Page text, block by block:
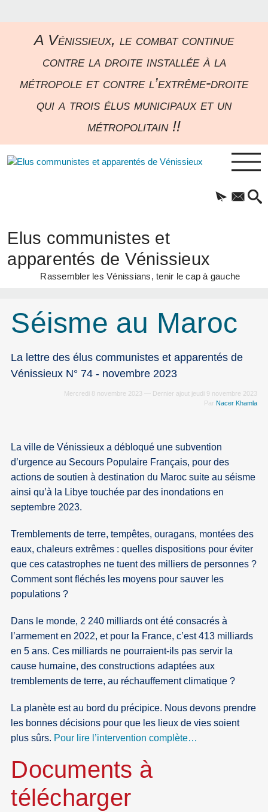
A Vénissieux, le combat continue
contre la droite installée à la
métropole et contre l’extrême-droite
qui a trois élus municipaux et un
métropolitain !!
Elus communistes et
apparentés de Vénissieux
Rassembler les Vénissians, tenir le cap à gauche
Séisme au Maroc
La lettre des élus communistes et apparentés de
Vénissieux N° 74 - novembre 2023
Mercredi 8 novembre 2023 — Dernier ajout jeudi 9 novembre 2023
Par Nacer Khamla
La ville de Vénissieux a débloqué une subvention
d’urgence au Secours Populaire Français, pour des
actions de soutien à destination du Maroc suite au séisme
ainsi qu’à la Libye touchée par des inondations en
septembre 2023.
Tremblements de terre, tempêtes, ouragans, montées des
eaux, chaleurs extrêmes : quelles dispositions pour éviter
que ces catastrophes ne tuent des milliers de personnes ?
Comment sont fléchés les moyens pour sauver les
populations ?
Dans le monde, 2 240 milliards ont été consacrés à
l’armement en 2022, et pour la France, c’est 413 milliards
en 5 ans. Ces milliards ne pourraient-ils pas servir la
cause humaine, des constructions adaptées aux
tremblements de terre, au réchauffement climatique ?
La planète est au bord du précipice. Nous devons prendre
les bonnes décisions pour que les lieux de vies soient
plus sûrs. Pour lire l’intervention complète…
Documents à
télécharger